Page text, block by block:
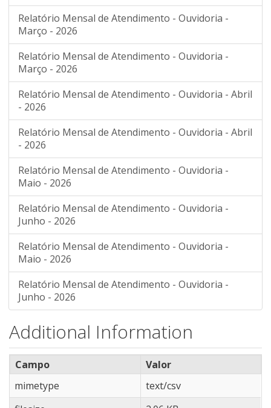
Relatório Mensal de Atendimento - Ouvidoria -
Março - 2026
Relatório Mensal de Atendimento - Ouvidoria -
Março - 2026
Relatório Mensal de Atendimento - Ouvidoria - Abril
- 2026
Relatório Mensal de Atendimento - Ouvidoria - Abril
- 2026
Relatório Mensal de Atendimento - Ouvidoria -
Maio - 2026
Relatório Mensal de Atendimento - Ouvidoria -
Junho - 2026
Relatório Mensal de Atendimento - Ouvidoria -
Maio - 2026
Relatório Mensal de Atendimento - Ouvidoria -
Junho - 2026
Additional Information
Campo
Valor
mimetype
text/csv